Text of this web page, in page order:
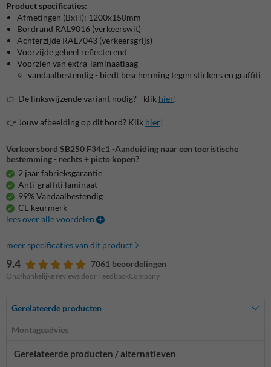
Product specificaties:
Afmetingen (BxH): 1200x150mm
Bordrand RAL9016 (verkeerswit)
Achterzijde RAL7043 (verkeersgrijs)
Voorzijde geheel reflecterend
Voorzien van extra-laminaatlaag
vandaalbestendig - biedt bescherming tegen stickers en graffiti
👉 De linkswijzende variant nodig? - klik hier!
👉 Jouw afbeelding op dit bord? Klik hier!
Verkeersbord SB250 F34c1 -Aanduiding naar een toeristische
bestemming - rechts + picto kopen?
2 jaar fabrieksgarantie
Anti-graffiti laminaat
99% Vandaalbestendig
CE keurmerk
lees over alle voordelen
meer specificaties van dit product
9.4 7061 beoordelingen
Onafhankelijke reviews door FeedbackCompany
Gerelateerde producten
Montageadvies
Gerelateerde producten / alternatieven